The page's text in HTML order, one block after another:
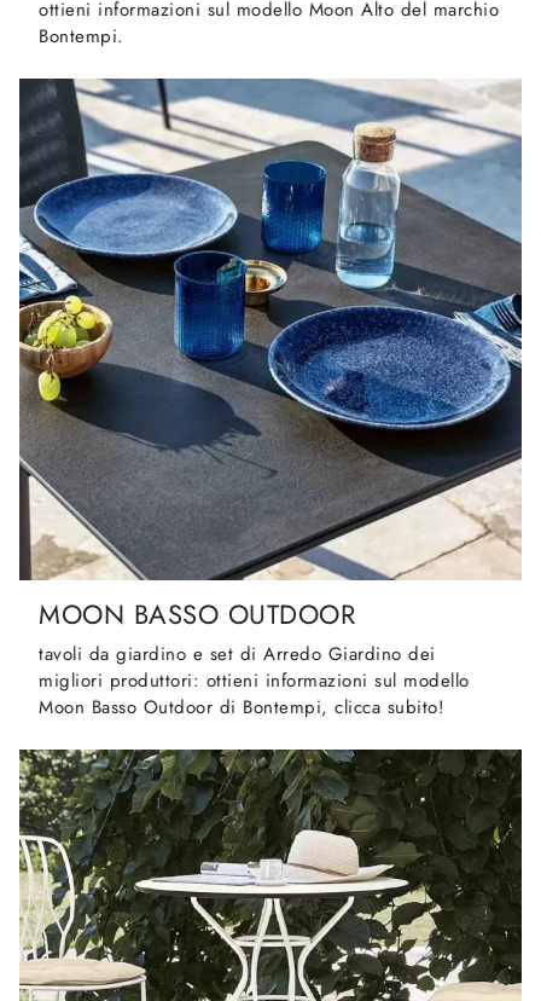
ottieni informazioni sul modello Moon Alto del marchio
Bontempi.
MOON BASSO OUTDOOR
tavoli da giardino e set di Arredo Giardino dei
migliori produttori: ottieni informazioni sul modello
Moon Basso Outdoor di Bontempi, clicca subito!